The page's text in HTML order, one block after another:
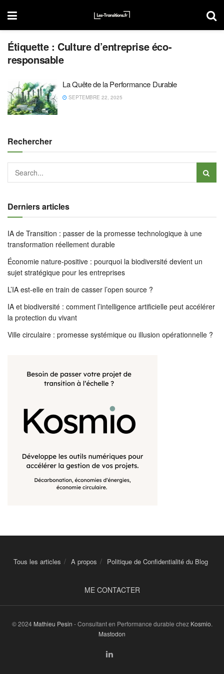
Étiquette : Culture d’entreprise éco-
responsable
La Quête de la Performance Durable
SEPTEMBRE 22, 2025
Rechercher
Derniers articles
IA de Transition : passer de la promesse technologique à une
transformation réellement durable
Économie nature-positive : pourquoi la biodiversité devient un
sujet stratégique pour les entreprises
L’IA est-elle en train de casser l’open source ?
IA et biodiversité : comment l’intelligence artificielle peut accélérer
la protection du vivant
Ville circulaire : promesse systémique ou illusion opérationnelle ?
Tous les articles A propos Politique de Confidentialité du Blog
ME CONTACTER
© 2024 Mathieu Pesin - Consultant en Performance durable chez Kosmio.
Mastodon